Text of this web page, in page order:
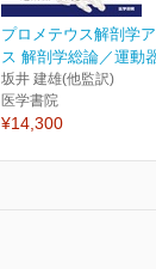
プロメテウス解剖学
ス 解剖学総論／運動
坂井 建雄(他監訳)
医学書院
¥14,300